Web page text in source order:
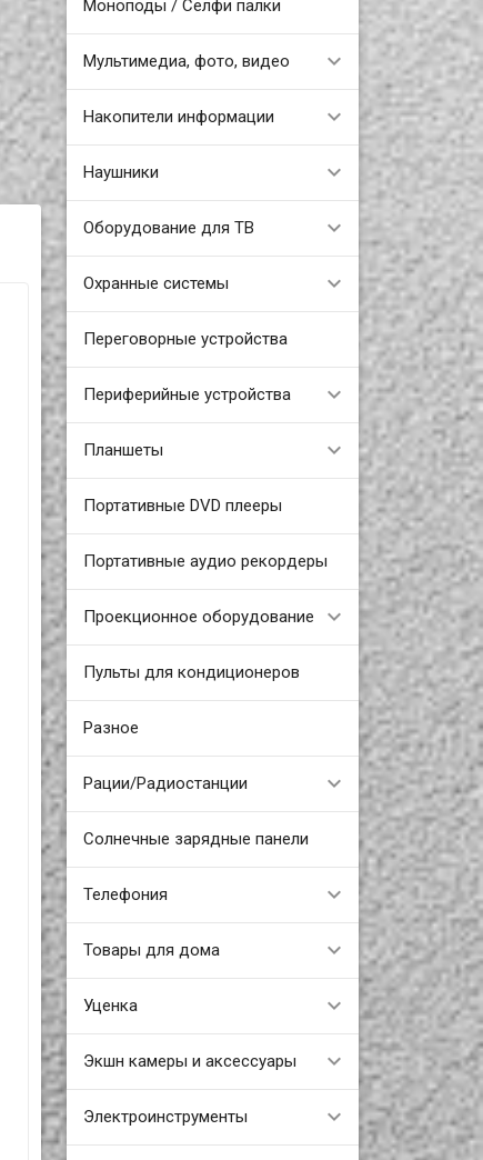
Моноподы / Селфи палки
Мультимедиа, фото, видео
Накопители информации
Наушники
Оборудование для ТВ
Охранные системы
Переговорные устройства
Периферийные устройства
Планшеты
Портативные DVD плееры
Портативные аудио рекордеры
Проекционное оборудование
Пульты для кондиционеров
Разное
Рации/Радиостанции
Солнечные зарядные панели
Телефония
Товары для дома
Уценка
Экшн камеры и аксессуары
Электроинструменты